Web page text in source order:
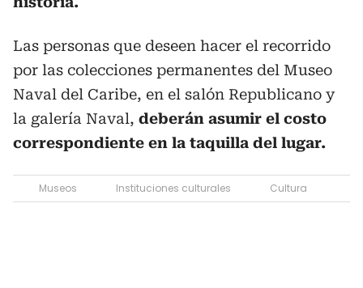
Las personas que deseen hacer el recorrido
por las colecciones permanentes del Museo
Naval del Caribe, en el salón Republicano y
la galería Naval, deberán asumir el costo
correspondiente en la taquilla del lugar.
Museos Instituciones culturales Cultura